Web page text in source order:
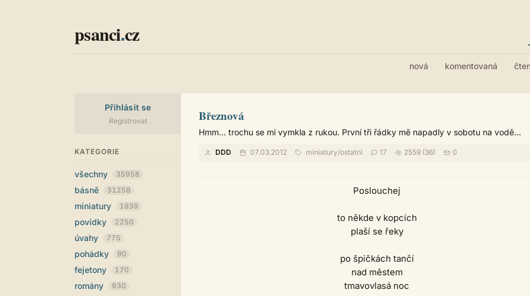
psanci.cz
nová komentovaná
Přihlásit se
Registrovat
KATEGORIE
všechny 35958
básně 31258
miniatury 1939
povídky 2250
úvahy 775
pohádky 90
fejetony 170
romány 930
Březnová
Hmm... trochu se mi vymkla z rukou. První tři řádky mě napadly v sobotu na vodě...
DDD 07.03.2012 miniatury/ostatní 17 2559 (36) 0
Poslouchej
to někde v kopcích
plaší se řeky
po špičkách tančí
nad městem
tmavovlasá noc